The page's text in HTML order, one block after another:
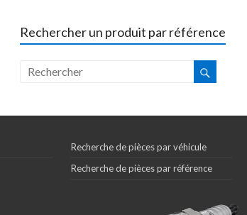
Rechercher un produit par référence
Recherche de pièces par véhicule
Recherche de pièces par référence